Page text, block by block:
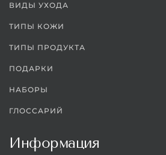
ВИДЫ УХОДА
ТИПЫ КОЖИ
ТИПЫ ПРОДУКТА
ПОДАРКИ
НАБОРЫ
ГЛОССАРИЙ
Информация